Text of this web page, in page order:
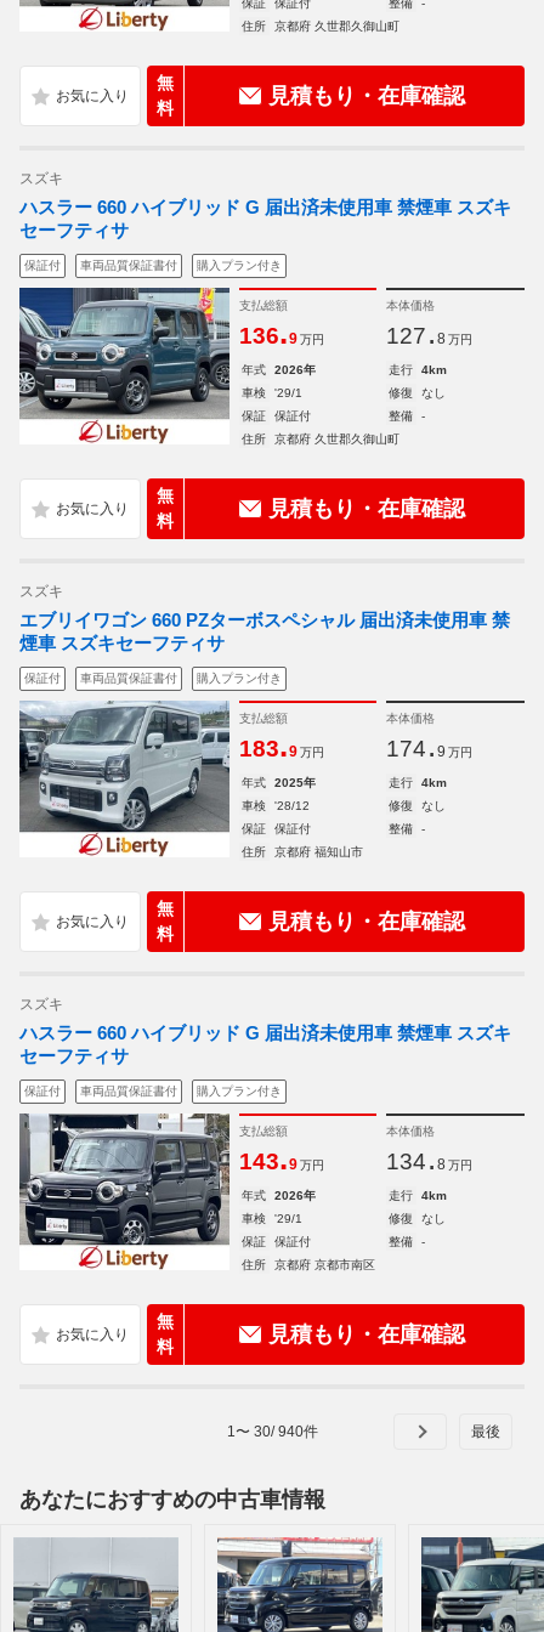
保証 保証付 整備
-
住所
京都府 久世郡久御山町
無
料
見積もり・在庫確認
スズキ
ハスラー 660 ハイブリッド G 届出済未使用車 禁煙車 スズキ
セーフティサ
保証付 車両品質保証書付 購入プラン付き
支払総額
136.9 万円
本体価格
127. 8 万円
年式 2026年 走行
4km
車検
'29/1 修復
なし
保証
保証付 整備
-
住所
京都府 久世郡久御山町
無
料
見積もり・在庫確認
スズキ
エブリイワゴン 660 PZターボスペシャル 届出済未使用車 禁
煙車 スズキセーフティサ
保証付 車両品質保証書付 購入プラン付き
支払総額
183.9 万円
本体価格
174. 9 万円
年式 2025年 走行
4km
車検
'28/12 修復
なし
保証
保証付 整備
-
住所
京都府 福知山市
無
料
見積もり・在庫確認
スズキ
ハスラー 660 ハイブリッド G 届出済未使用車 禁煙車 スズキ
セーフティサ
保証付 車両品質保証書付 購入プラン付き
支払総額
143.9 万円
本体価格
134. 8 万円
年式 2026年 走行
4km
車検
'29/1 修復
なし
保証
保証付 整備
-
住所
京都府 京都市南区
無
料
見積もり・在庫確認
1 〜 30/940件
あなたにおすすめの中古車情報